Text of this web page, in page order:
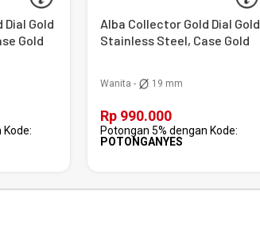
Gold
Gold
Kode:
Alba Collector Gold Dial Gold
Stainless Steel, Case Gold
Wanita - 19 mm
Rp 990.000
Potongan 5% dengan Kode:
POTONGANYES